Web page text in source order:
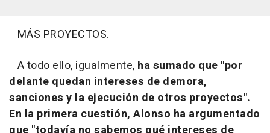
MÁS PROYECTOS.
A todo ello, igualmente, ha sumado que "por
delante quedan intereses de demora,
sanciones y la ejecución de otros proyectos".
En la primera cuestión, Alonso ha argumentado